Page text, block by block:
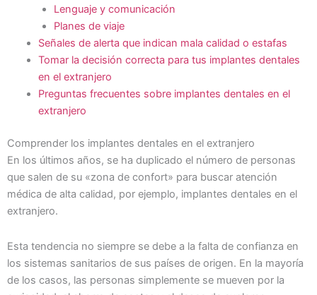
Lenguaje y comunicación
Planes de viaje
Señales de alerta que indican mala calidad o estafas
Tomar la decisión correcta para tus implantes dentales
en el extranjero
Preguntas frecuentes sobre implantes dentales en el
extranjero
Comprender los implantes dentales en el extranjero
En los últimos años, se ha duplicado el número de personas
que salen de su «zona de confort» para buscar atención
médica de alta calidad, por ejemplo, implantes dentales en el
extranjero.
Esta tendencia no siempre se debe a la falta de confianza en
los sistemas sanitarios de sus países de origen. En la mayoría
de los casos, las personas simplemente se mueven por la